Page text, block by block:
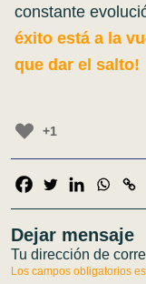
constante
éxito está a la
que dar el salto!
+1
Dejar mensaje
Tu dirección de
Los campos obligatorios